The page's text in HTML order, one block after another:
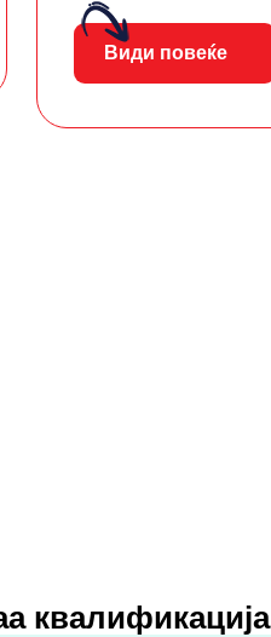
Види повеќе
квалификација